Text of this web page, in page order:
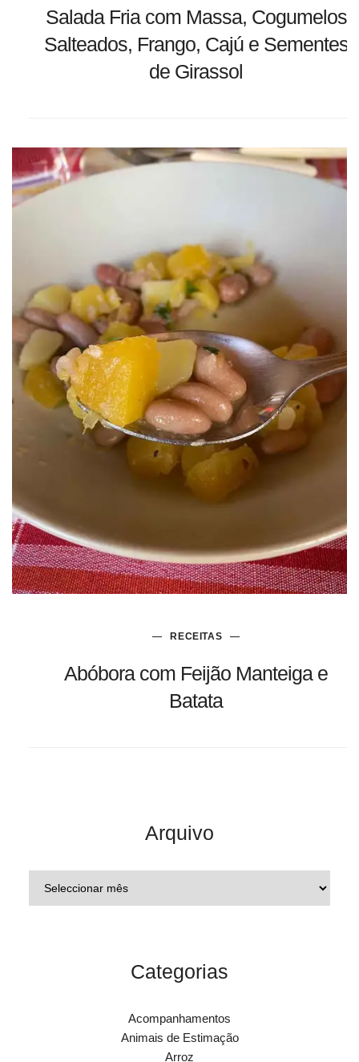
Salada Fria com Massa, Cogumelos
Salteados, Frango, Cajú e Sementes
de Girassol
RECEITAS
Abóbora com Feijão Manteiga e
Batata
Arquivo
Categorias
Acompanhamentos
Animais de Estimação
Arroz